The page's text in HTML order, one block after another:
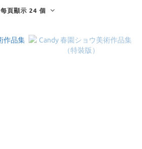
每頁顯示 24 個